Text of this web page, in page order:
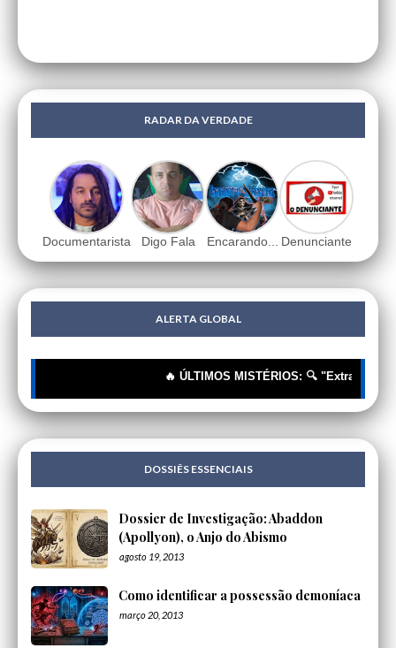
RADAR DA VERDADE
Documentarista Digo Fala Encarando... Denunciante
ALERTA GLOBAL
🔥 ÚLTIMOS MISTÉRIOS: 🔍
DOSSIÊS ESSENCIAIS
Dossier de Investigação: Abaddon
(Apollyon), o Anjo do Abismo
agosto 19, 2013
Como identificar a possessão demoníaca
março 20, 2013